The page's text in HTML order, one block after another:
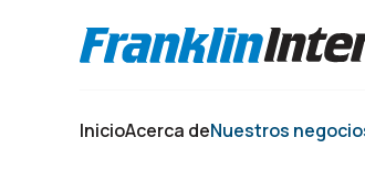
Selecciona tu idioma:
InicioAcerca deNuestros